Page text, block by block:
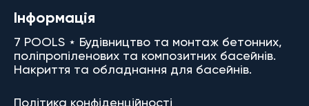
Інформація
7 POOLS ⋆ Будівництво та монтаж бетонних,
поліпропіленових та композитних басейнів.
Накриття та обладнання для басейнів.
Політика конфіденційності